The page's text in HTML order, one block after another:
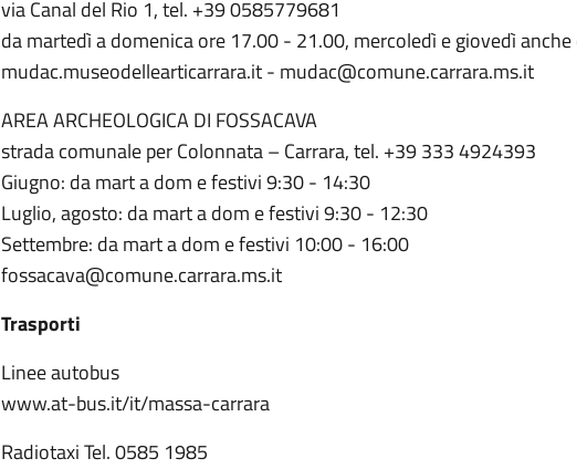
via Canal del Rio 1, tel. +39 0585779681
da martedì a domenica ore 17.00 - 21.00, mercoledì e giovedì
mudac.museodellearticarrara.it - mudac@comune.carrara.ms.it
AREA ARCHEOLOGICA DI FOSSACAVA
strada comunale per Colonnata – Carrara, tel. +39 333 4924393
Giugno: da mart a dom e festivi 9:30 - 14:30
Luglio, agosto: da mart a dom e festivi 9:30 - 12:30
Settembre: da mart a dom e festivi 10:00 - 16:00
fossacava@comune.carrara.ms.it
Trasporti
Linee autobus
www.at-bus.it/it/massa-carrara
Radiotaxi Tel. 0585 1985